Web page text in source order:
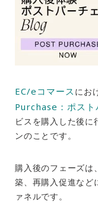
EC/eコマース にお
Purchase：ポスト
ビスを購入した後に
ンのことです。
購入後のフェーズは
築、再購入促進など
ァネルです。